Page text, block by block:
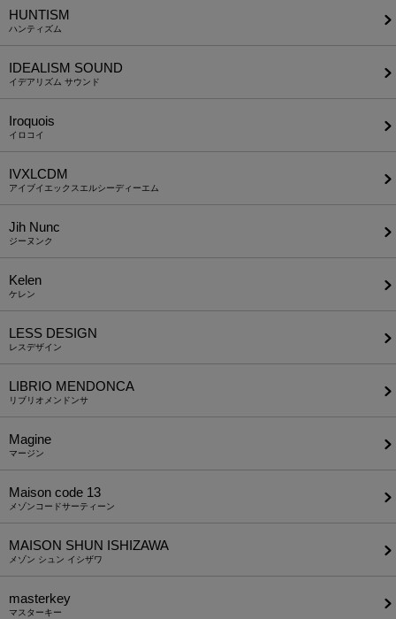
HUNTISM
ハンティズム
IDEALISM SOUND
イデアリズム サウンド
Iroquois
イロコイ
IVXLCDM
アイブイエックスエルシーディーエム
Jih Nunc
ジーヌンク
Kelen
ケレン
LESS DESIGN
レスデザイン
LIBRIO MENDONCA
リブリオメンドンサ
Magine
マージン
Maison code 13
メゾンコードサーティーン
MAISON SHUN ISHIZAWA
メゾン シュン イシザワ
masterkey
マスターキー